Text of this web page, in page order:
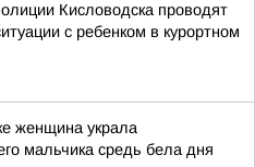
Кисловодска проводят
с ребенком в курортном
женщина украла
мальчика средь бела дня